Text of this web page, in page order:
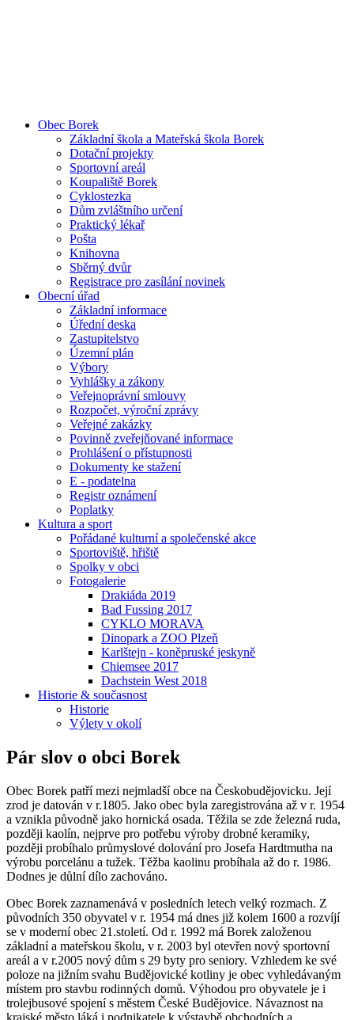
Obec Borek
Základní škola a Mateřská škola Borek
Dotační projekty
Sportovní areál
Koupaliště Borek
Cyklostezka
Dům zvláštního určení
Praktický lékař
Pošta
Knihovna
Sběrný dvůr
Registrace pro zasílání novinek
Obecní úřad
Základní informace
Úřední deska
Zastupitelstvo
Územní plán
Výbory
Vyhlášky a zákony
Veřejnoprávní smlouvy
Rozpočet, výroční zprávy
Veřejné zakázky
Povinně zveřejňované informace
Prohlášení o přístupnosti
Dokumenty ke stažení
E - podatelna
Registr oznámení
Poplatky
Kultura a sport
Pořádané kulturní a společenské akce
Sportoviště, hřiště
Spolky v obci
Fotogalerie
Drakiáda 2019
Bad Fussing 2017
CYKLO MORAVA
Dinopark a ZOO Plzeň
Karlštejn - koněpruské jeskyně
Chiemsee 2017
Dachstein West 2018
Historie & současnost
Historie
Výlety v okolí
Pár slov o obci Borek
Obec Borek patří mezi nejmladší obce na Českobudějovicku. Její
zrod je datován v r.1805. Jako obec byla zaregistrována až v r. 1954
a vznikla původně jako hornická osada. Těžila se zde železná ruda,
později kaolín, nejprve pro potřebu výroby drobné keramiky,
později probíhalo průmyslové dolování pro Josefa Hardtmutha na
výrobu porcelánu a tužek. Těžba kaolinu probíhala až do r. 1986.
Dodnes je důlní dílo zachováno.
Obec Borek zaznamenává v posledních letech velký rozmach. Z
původních 350 obyvatel v r. 1954 má dnes již kolem 1600 a rozvíjí
se v moderní obec 21.století. Od r. 1992 má Borek založenou
základní a mateřskou školu, v r. 2003 byl otevřen nový sportovní
areál a v r.2005 nový dům s 29 byty pro seniory. Vzhledem ke své
poloze na jižním svahu Budějovické kotliny je obec vyhledávaným
místem pro stavbu rodinných domů. Výhodou pro obyvatele je i
trolejbusové spojení s městem České Budějovice. Návaznost na
krajské město láká i podnikatele k výstavbě obchodních a